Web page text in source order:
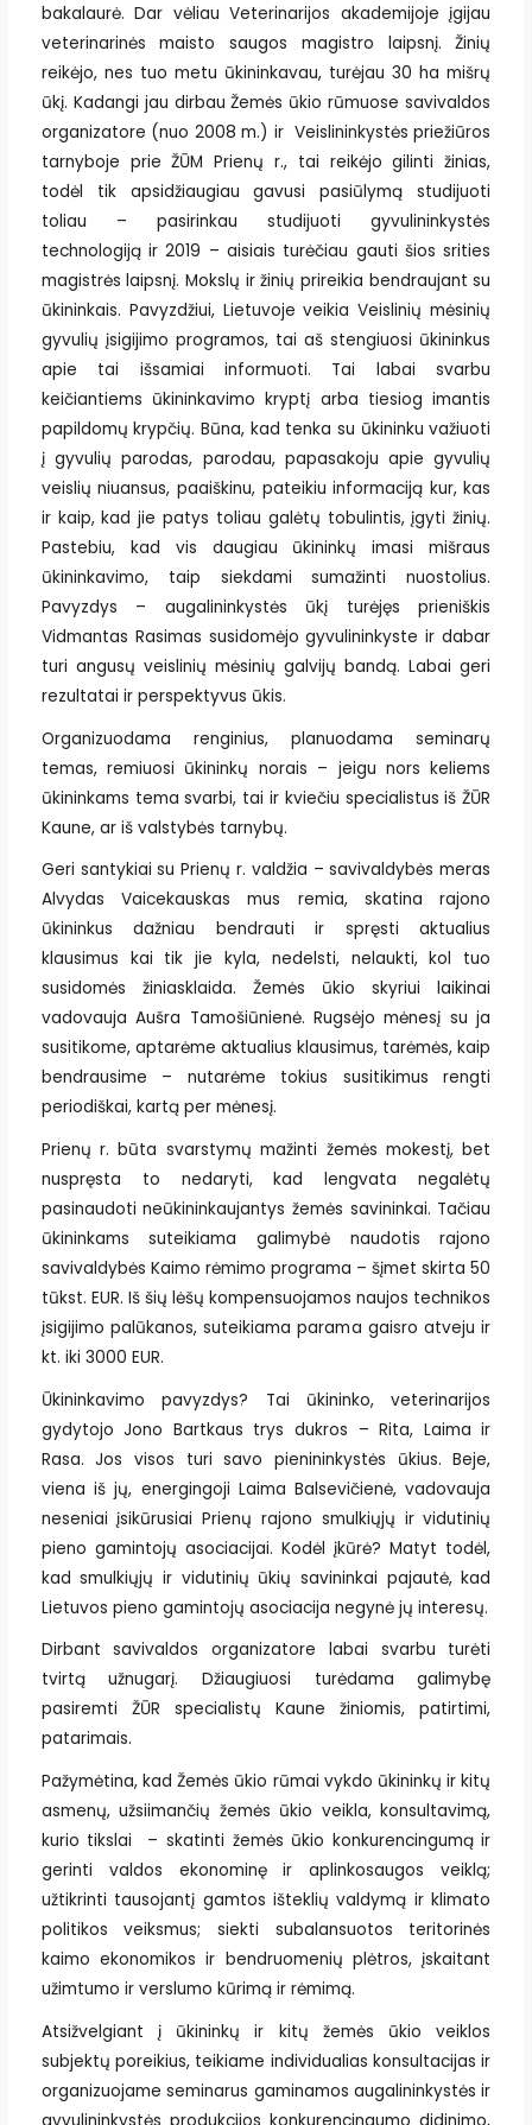
bakalaurė. Dar vėliau Veterinarijos akademijoje įgijau
veterinarinės maisto saugos magistro laipsnį. Žinių
reikėjo, nes tuo metu ūkininkavau, turėjau 30 ha mišrų
ūkį. Kadangi jau dirbau Žemės ūkio rūmuose savivaldos
organizatore (nuo 2008 m.) ir Veislininkystės priežiūros
tarnyboje prie ŽŪM Prienų r., tai reikėjo gilinti žinias,
todėl tik apsidžiaugiau gavusi pasiūlymą studijuoti
toliau – pasirinkau studijuoti gyvulininkystės
technologiją ir 2019 – aisiais turėčiau gauti šios srities
magistrės laipsnį. Mokslų ir žinių prireikia bendraujant su
ūkininkais. Pavyzdžiui, Lietuvoje veikia Veislinių mėsinių
gyvulių įsigijimo programos, tai aš stengiuosi ūkininkus
apie tai išsamiai informuoti. Tai labai svarbu
keičiantiems ūkininkavimo kryptį arba tiesiog imantis
papildomų krypčių. Būna, kad tenka su ūkininku važiuoti
į gyvulių parodas, parodau, papasakoju apie gyvulių
veislių niuansus, paaiškinu, pateikiu informaciją kur, kas
ir kaip, kad jie patys toliau galėtų tobulintis, įgyti žinių.
Pastebiu, kad vis daugiau ūkininkų imasi mišraus
ūkininkavimo, taip siekdami sumažinti nuostolius.
Pavyzdys – augalininkystės ūkį turėjęs prieniškis
Vidmantas Rasimas susidomėjo gyvulininkyste ir dabar
turi angusų veislinių mėsinių galvijų bandą. Labai geri
rezultatai ir perspektyvus ūkis.
Organizuodama renginius, planuodama seminarų
temas, remiuosi ūkininkų norais – jeigu nors keliems
ūkininkams tema svarbi, tai ir kviečiu specialistus iš ŽŪR
Kaune, ar iš valstybės tarnybų.
Geri santykiai su Prienų r. valdžia – savivaldybės meras
Alvydas Vaicekauskas mus remia, skatina rajono
ūkininkus dažniau bendrauti ir spręsti aktualius
klausimus kai tik jie kyla, nedelsti, nelaukti, kol tuo
susidomės žiniasklaida. Žemės ūkio skyriui laikinai
vadovauja Aušra Tamošiūnienė. Rugsėjo mėnesį su ja
susitikome, aptarėme aktualius klausimus, tarėmės, kaip
bendrausime – nutarėme tokius susitikimus rengti
periodiškai, kartą per mėnesį.
Prienų r. būta svarstymų mažinti žemės mokestį, bet
nuspręsta to nedaryti, kad lengvata negalėtų
pasinaudoti neūkininkaujantys žemės savininkai. Tačiau
ūkininkams suteikiama galimybė naudotis rajono
savivaldybės Kaimo rėmimo programa – šįmet skirta 50
tūkst. EUR. Iš šių lėšų kompensuojamos naujos technikos
įsigijimo palūkanos, suteikiama parama gaisro atveju ir
kt. iki 3000 EUR.
Ūkininkavimo pavyzdys? Tai ūkininko, veterinarijos
gydytojo Jono Bartkaus trys dukros – Rita, Laima ir
Rasa. Jos visos turi savo pienininkystės ūkius. Beje,
viena iš jų, energingoji Laima Balsevičienė, vadovauja
neseniai įsikūrusiai Prienų rajono smulkiųjų ir vidutinių
pieno gamintojų asociacijai. Kodėl įkūrė? Matyt todėl,
kad smulkiųjų ir vidutinių ūkių savininkai pajautė, kad
Lietuvos pieno gamintojų asociacija negynė jų interesų.
Dirbant savivaldos organizatore labai svarbu turėti
tvirtą užnugarį. Džiaugiuosi turėdama galimybę
pasiremti ŽŪR specialistų Kaune žiniomis, patirtimi,
patarimais.
Pažymėtina, kad Žemės ūkio rūmai vykdo ūkininkų ir kitų
asmenų, užsiimančių žemės ūkio veikla, konsultavimą,
kurio tikslai – skatinti žemės ūkio konkurencingumą ir
gerinti valdos ekonominę ir aplinkosaugos veiklą;
užtikrinti tausojantį gamtos išteklių valdymą ir klimato
politikos veiksmus; siekti subalansuotos teritorinės
kaimo ekonomikos ir bendruomenių plėtros, įskaitant
užimtumo ir verslumo kūrimą ir rėmimą.
Atsižvelgiant į ūkininkų ir kitų žemės ūkio veiklos
subjektų poreikius, teikiame individualias konsultacijas ir
organizuojame seminarus gaminamos augalininkystės ir
gyvulininkystės produkcijos konkurencingumo didinimo,